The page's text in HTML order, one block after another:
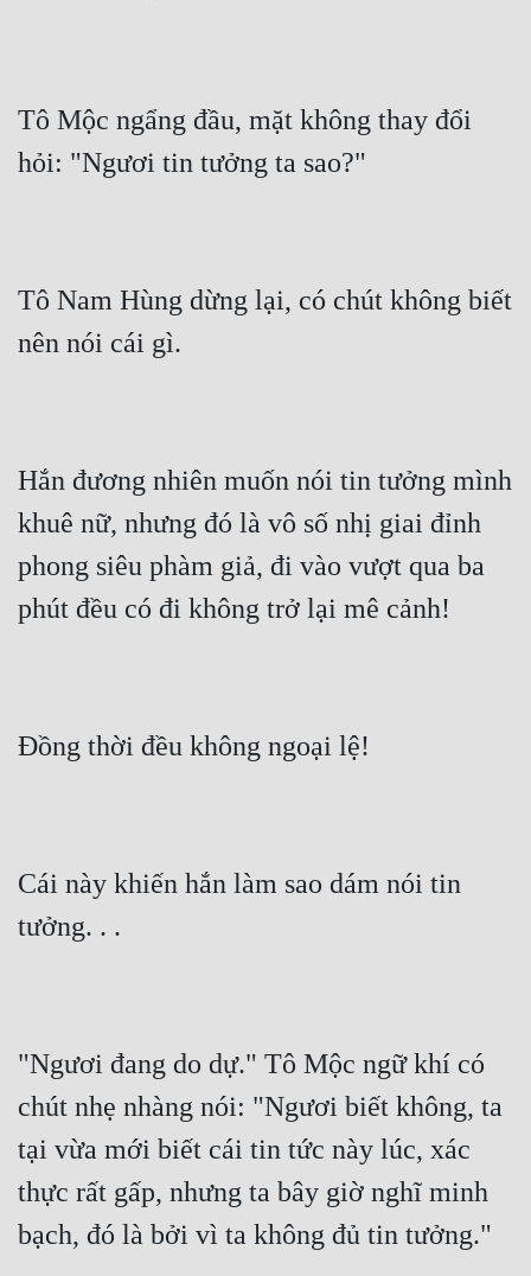
Tô Mộc ngẩng đầu, mặt không thay đổi
hỏi: "Ngươi tin tưởng ta sao?"
Tô Nam Hùng dừng lại, có chút không biết
nên nói cái gì.
Hắn đương nhiên muốn nói tin tưởng mình
khuê nữ, nhưng đó là vô số nhị giai đỉnh
phong siêu phàm giả, đi vào vượt qua ba
phút đều có đi không trở lại mê cảnh!
Đồng thời đều không ngoại lệ!
Cái này khiến hắn làm sao dám nói tin
tưởng. . .
"Ngươi đang do dự." Tô Mộc ngữ khí có
chút nhẹ nhàng nói: "Ngươi biết không, ta
tại vừa mới biết cái tin tức này lúc, xác
thực rất gấp, nhưng ta bây giờ nghĩ minh
bạch, đó là bởi vì ta không đủ tin tưởng."